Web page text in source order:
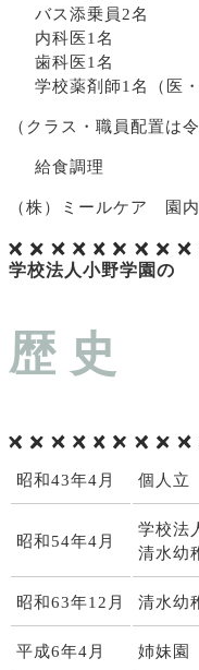
バス添乗員2名
内科医1名
歯科医1名
学校薬剤師1名（医
（クラス・職員配置は
給食調理
（株）ミールケア 園
学校法人小野学園の
歴 史
昭和43年4月 個人立
昭和54年4月
学校法
清水幼
昭和63年12月 清水幼
平成6年4月 姉妹園